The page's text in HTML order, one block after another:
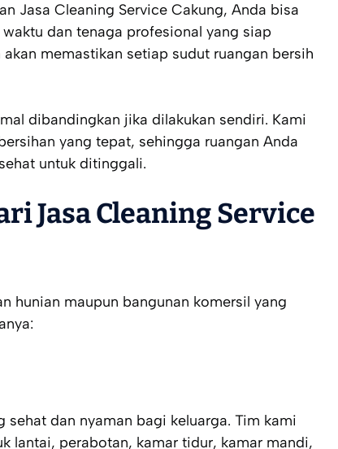
Jasa Cleaning Service Cakung, Anda bisa
dan tenaga profesional yang siap
memastikan setiap sudut ruangan bersih
dibandingkan jika dilakukan sendiri. Kami
yang tepat, sehingga ruangan Anda
untuk ditinggali.
Jasa Cleaning Service
hunian maupun bangunan komersil yang
dan nyaman bagi keluarga. Tim kami
lantai, perabotan, kamar tidur, kamar mandi,